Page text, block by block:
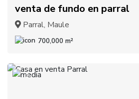
venta de fundo en parral
Parral, Maule
700,000 m²
2